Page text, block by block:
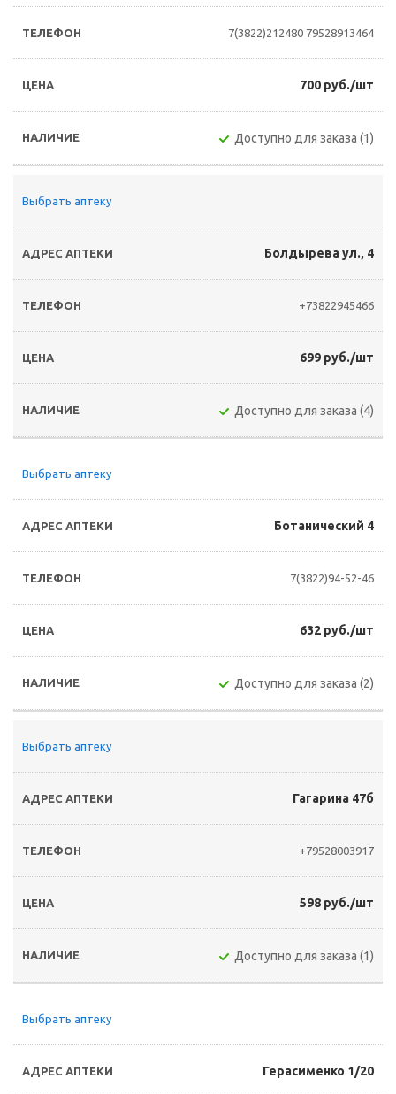
7(3822)212480 79528913464
700 руб./шт
Доступно для заказа (1)
Выбрать аптеку
Болдырева ул., 4
+73822945466
699 руб./шт
Доступно для заказа (4)
Выбрать аптеку
Ботанический 4
7(3822)94-52-46
632 руб./шт
Доступно для заказа (2)
Выбрать аптеку
Гагарина 47б
+79528003917
598 руб./шт
Доступно для заказа (1)
Выбрать аптеку
Герасименко 1/20